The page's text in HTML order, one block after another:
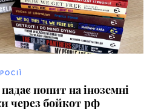
падає попит на іноземні
через бойкот рф